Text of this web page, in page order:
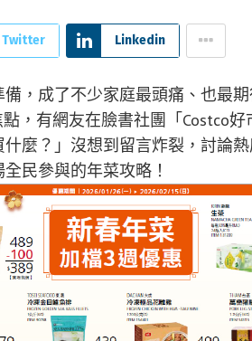
Twitter Linkedin
，成了不少家庭最頭痛、也最
點，有網友在臉書社團「Costco
麼？」沒想到留言炸裂，討論
民參與的年菜攻略！